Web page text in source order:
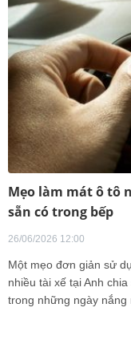
Mẹo làm mát ô tô
sẵn có trong bếp
26/06/2026 12:00
Một mẹo đơn giản sử
nhiều tài xế tại Anh
trong những ngày nắng